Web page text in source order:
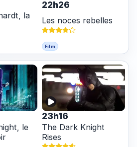
la
22h26
Les noces rebelles
Film
le
23h16
The Dark Knight
Rises